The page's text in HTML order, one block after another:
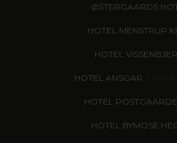
ØSTERGAARDS
HOTEL MENSTRUP
HOTEL
HOTEL ANSGAR
HOTEL
HOTEL BYMOSE